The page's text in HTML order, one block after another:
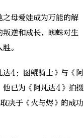
母爱娃成为万能的解
逆和成长，蜘蛛对生
。
4：图鲲骑士》与《阿
已为《阿凡达4》拍摄
决于《火与烬》的成功